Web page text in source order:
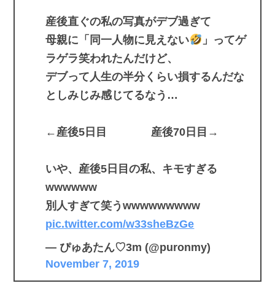
産後直ぐの私の写真がデブ過ぎて
母親に「同一人物に見えない
」ってゲ
ラゲラ笑われたんだけど、
デブって人生の半分くらい損するんだな
としみじみ感じてるなう…
←産後5日目 産後70日目→
いや、産後5日目の私、キモすぎる
wwwwww
別人すぎて笑うwwwwwwwww
pic.twitter.com/w33sheBzGe
— ぴゅあたん♡3m (@puronmy)
November 7, 2019